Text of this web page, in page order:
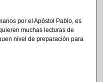
por el Apóstol Pablo, es
muchas lecturas de
nivel de preparación para